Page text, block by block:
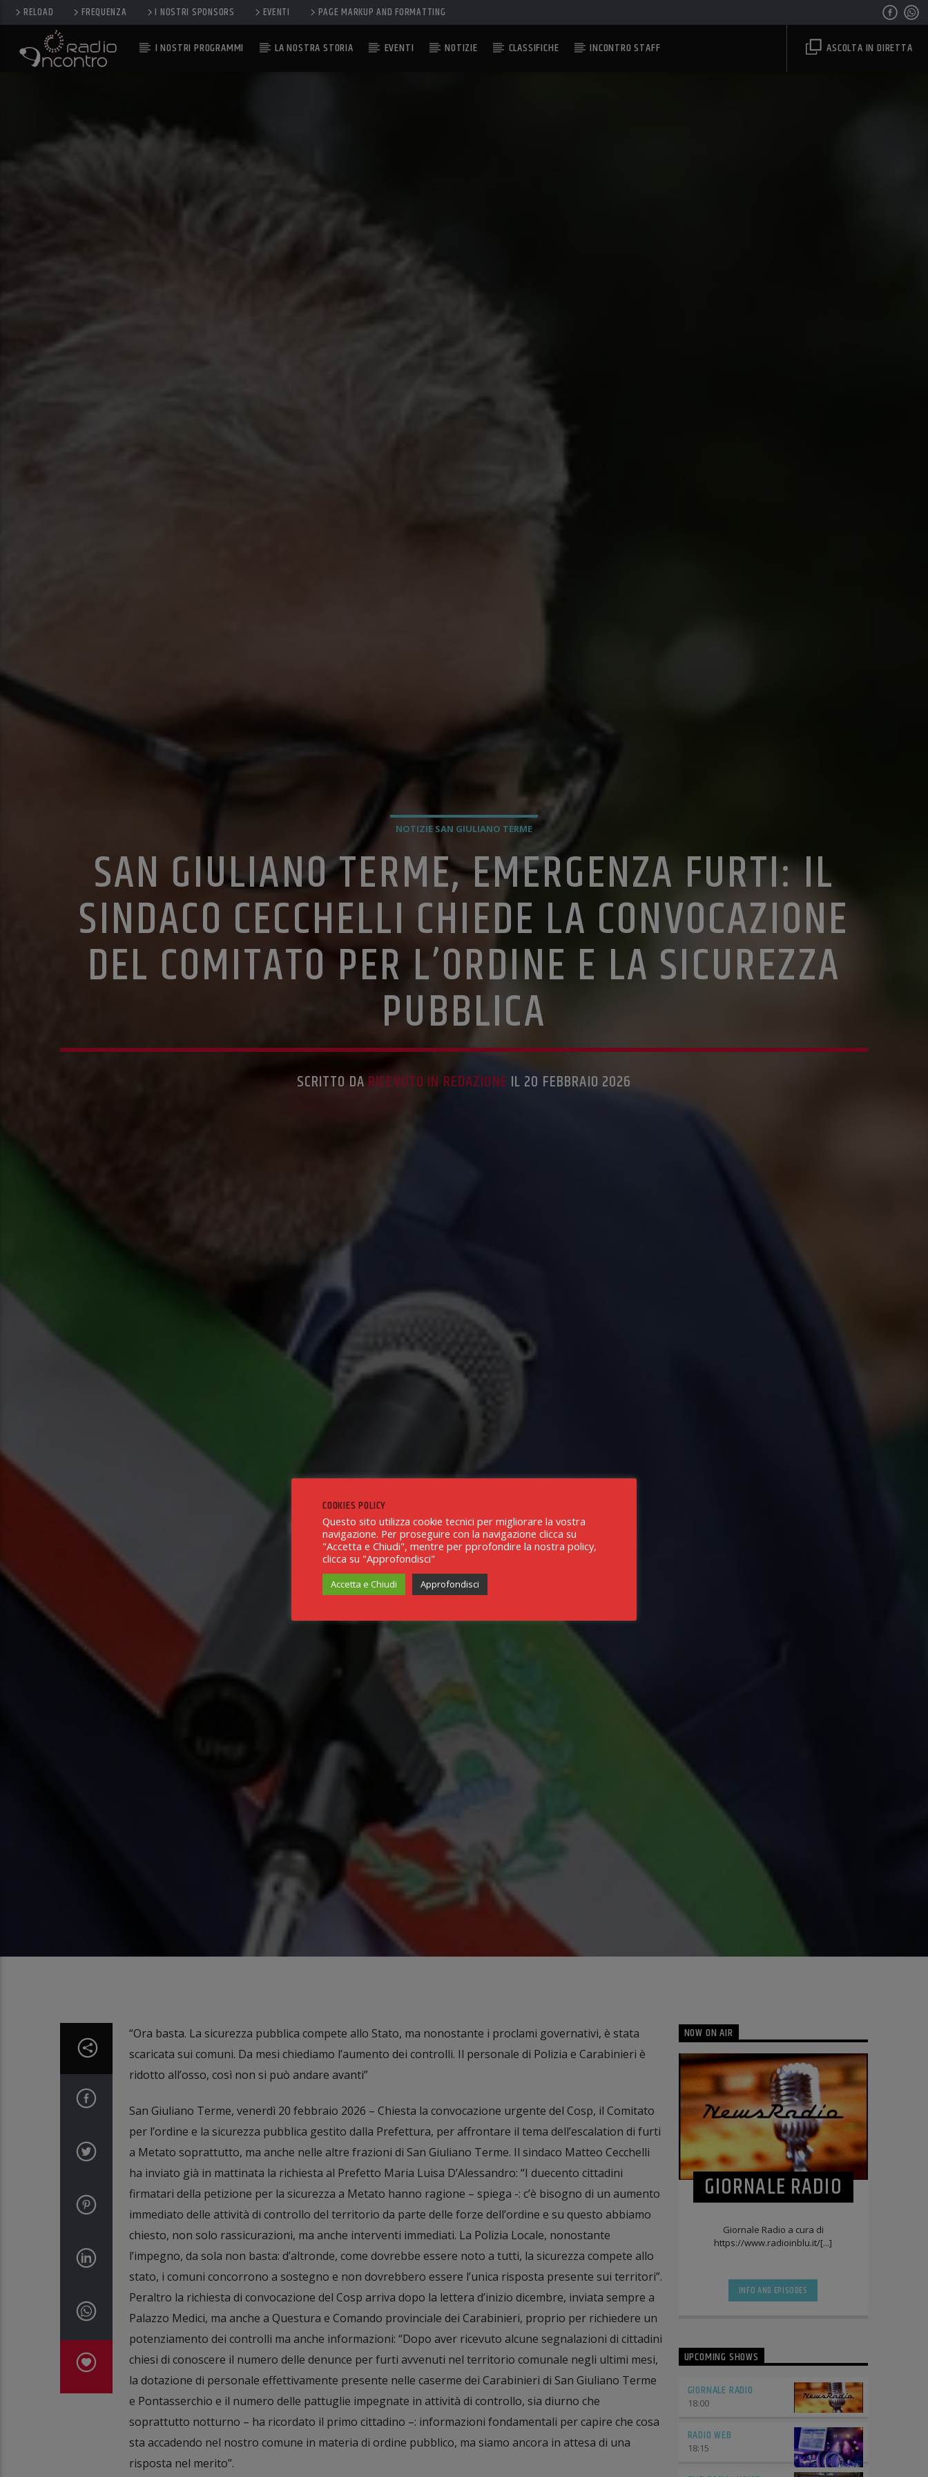
RELOAD FREQUENZA I NOSTRI SPONSORS EVENTI PAGE MARKUP AND FORMATTING
I NOSTRI PROGRAMMI LA NOSTRA STORIA EVENTI NOTIZIE CLASSIFICHE INCONTRO STAFF ASCOLTA IN DIRETTA
NOTIZIE SAN GIULIANO TERME
SAN GIULIANO TERME, EMERGENZA FURTI: IL
SINDACO CECCHELLI CHIEDE LA CONVOCAZIONE
DEL COMITATO PER L’ORDINE E LA SICUREZZA
PUBBLICA
SCRITTO DARICEVUTO IN REDAZIONE IL 20 FEBBRAIO 2026
“Ora basta. La sicurezza pubblica compete allo Stato, ma nonostante i proclami governativi, è stata
scaricata sui comuni. Da mesi chiediamo l’aumento dei controlli. Il personale di Polizia e Carabinieri è
ridotto all’osso, così non si può andare avanti”
San Giuliano Terme, venerdì 20 febbraio 2026 – Chiesta la convocazione urgente del Cosp, il Comitato
per l’ordine e la sicurezza pubblica gestito dalla Prefettura, per affrontare il tema dell’escalation di furti
a Metato soprattutto, ma anche nelle altre frazioni di San Giuliano Terme. Il sindaco Matteo Cecchelli
ha inviato già in mattinata la richiesta al Prefetto Maria Luisa D’Alessandro: “I duecento cittadini
firmatari della petizione per la sicurezza a Metato hanno ragione – spiega -: c’è bisogno di un aumento
immediato delle attività di controllo del territorio da parte delle forze dell’ordine e su questo abbiamo
chiesto, non solo rassicurazioni, ma anche interventi immediati. La Polizia Locale, nonostante
l’impegno, da sola non basta: d’altronde, come dovrebbe essere noto a tutti, la sicurezza compete allo
stato, i comuni concorrono a sostegno e non dovrebbero essere l’unica risposta presente sui territori”.
Peraltro la richiesta di convocazione del Cosp arriva dopo la lettera d’inizio dicembre, inviata sempre a
Palazzo Medici, ma anche a Questura e Comando provinciale dei Carabinieri, proprio per richiedere un
potenziamento dei controlli ma anche informazioni: “Dopo aver ricevuto alcune segnalazioni di cittadini
chiesi di conoscere il numero delle denunce per furti avvenuti nel territorio comunale negli ultimi mesi,
la dotazione di personale effettivamente presente nelle caserme dei Carabinieri di San Giuliano Terme
e Pontasserchio e il numero delle pattuglie impegnate in attività di controllo, sia diurno che
soprattutto notturno – ha ricordato il primo cittadino –: informazioni fondamentali per capire che cosa
sta accadendo nel nostro comune in materia di ordine pubblico, ma siamo ancora in attesa di una
risposta nel merito”.
NOW ON AIR
GIORNALE RADIO
Giornale Radio a cura di
https://www.radioinblu.it/[...]
INFO AND EPISODES
UPCOMING SHOWS
GIORNALE RADIO
18:00
RADIO WEB
18:15
COOKIES POLICY
Questo sito utilizza cookie tecnici per migliorare la vostra
navigazione. Per proseguire con la navigazione clicca su
"Accetta e Chiudi", mentre per pprofondire la nostra policy,
clicca su "Approfondisci"
Accetta e Chiudi Approfondisci